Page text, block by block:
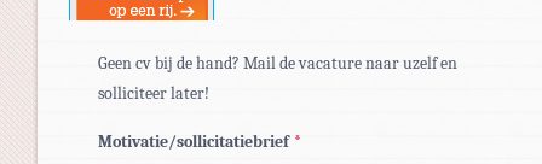
Geen cv bij de hand? Mail de vacature naar uzelf en
solliciteer later!
Motivatie/sollicitatiebrief *